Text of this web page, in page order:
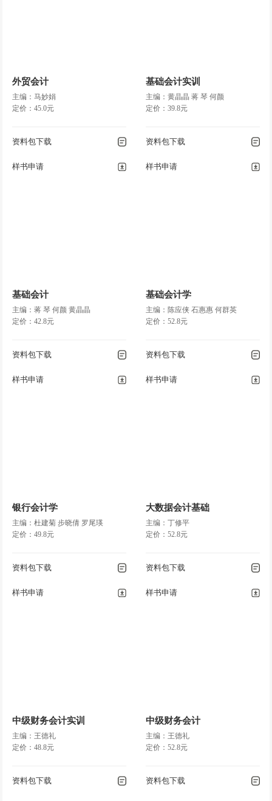
外贸会计
主编：马妙娟
定价：45.0元
资料包下载
样书申请
基础会计实训
主编：黄晶晶 蒋 琴 何颜
定价：39.8元
资料包下载
样书申请
基础会计
主编：蒋 琴 何颜 黄晶晶
定价：42.8元
资料包下载
样书申请
基础会计学
主编：陈应侠 石惠惠 何群英
定价：52.8元
资料包下载
样书申请
银行会计学
主编：杜建菊 步晓倩 罗尾瑛
定价：49.8元
资料包下载
样书申请
大数据会计基础
主编：丁修平
定价：52.8元
资料包下载
样书申请
中级财务会计实训
主编：王德礼
定价：48.8元
资料包下载
中级财务会计
主编：王德礼
定价：52.8元
资料包下载